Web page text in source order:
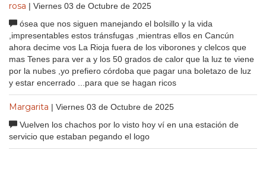
rosa | Viernes 03 de Octubre de 2025
ósea que nos siguen manejando el bolsillo y la vida
,impresentables estos tránsfugas ,mientras ellos en Cancún
ahora decime vos La Rioja fuera de los viborones y clelcos que
mas Tenes para ver a y los 50 grados de calor que la luz te viene
por la nubes ,yo prefiero córdoba que pagar una boletazo de luz
y estar encerrado ...para que se hagan ricos
Margarita | Viernes 03 de Octubre de 2025
Vuelven los chachos por lo visto hoy ví en una estación de
servicio que estaban pegando el logo